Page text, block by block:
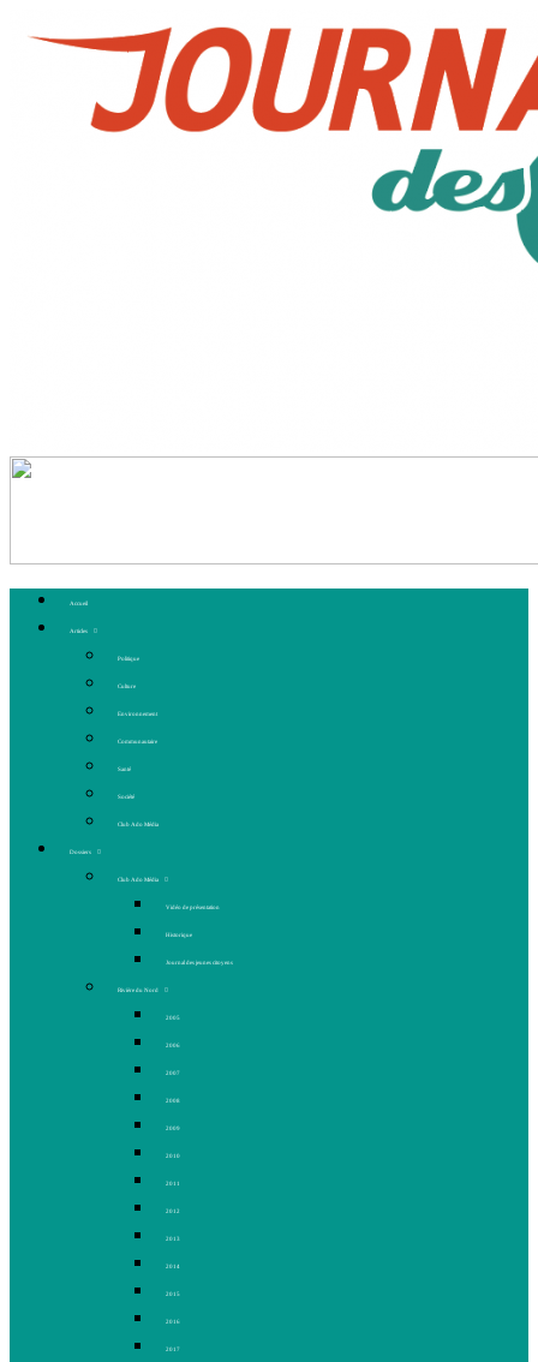
Accueil
Articles
Politique
Culture
Environnement
Communautaire
Santé
Société
Club Ado Média
Dossiers
Club Ado Média
Vidéo de présentation
Historique
Journal des jeunes citoyens
Rivière du Nord
2005
2006
2007
2008
2009
2010
2011
2012
2013
2014
2015
2016
2017